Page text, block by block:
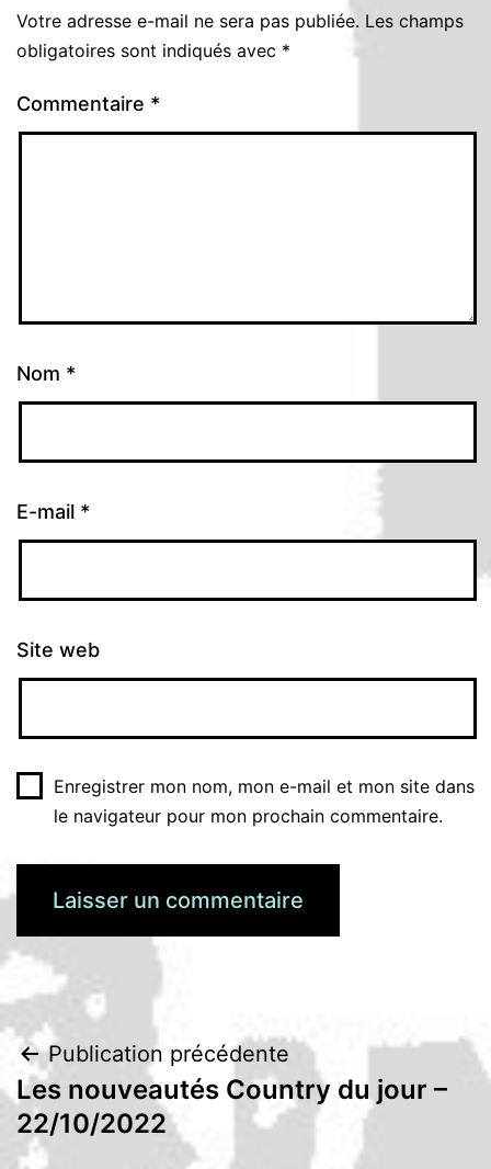
Votre adresse e-mail ne sera pas publiée. Les champs
obligatoires sont indiqués avec *
Commentaire *
Nom *
E-mail *
Site web
Enregistrer mon nom, mon e-mail et mon site dans
le navigateur pour mon prochain commentaire.
Navigation
de
Publication précédente
Les nouveautés Country du jour –
22/10/2022